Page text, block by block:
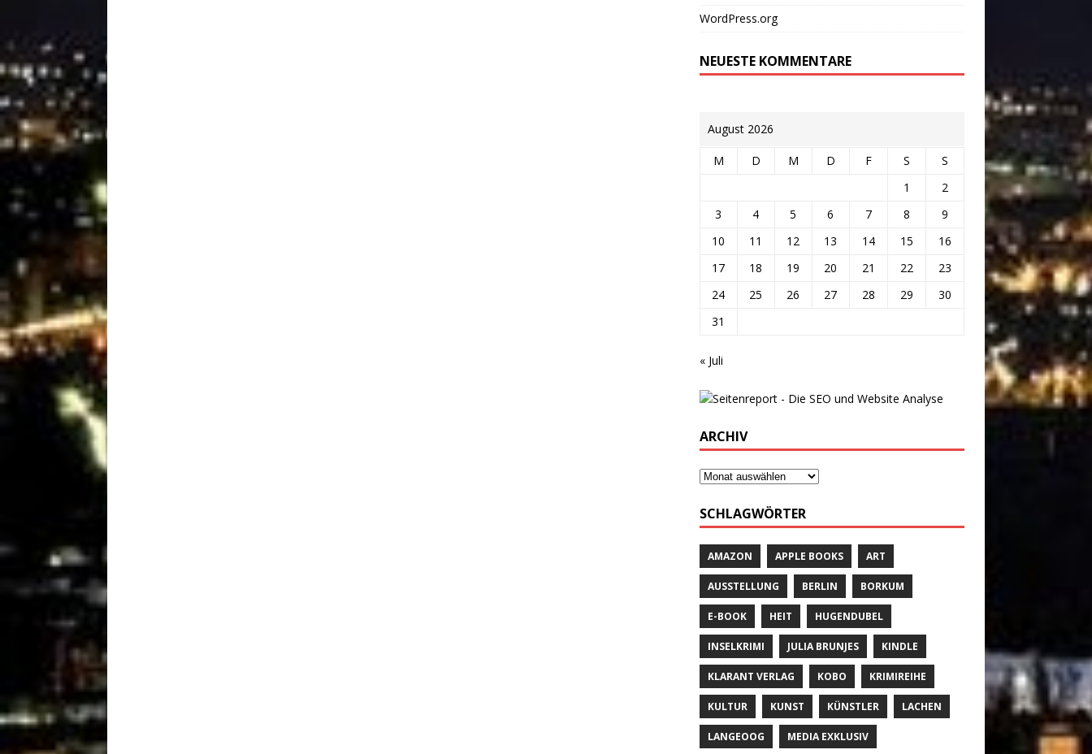
WordPress.org
NEUESTE KOMMENTARE
August 2026
M D M D F S
S
1
2
3
4 5 6 7 8
9
10
11 12 13 14 15
16
17
18 19 20 21 22
23
24
25 26 27 28 29
30
31
« Juli
ARCHIV
SCHLAGWÖRTER
AMAZON APPLE BOOKS ART
AUSSTELLUNG BERLIN BORKUM
E-BOOK HEIT HUGENDUBEL
INSELKRIMI JULIA BRUNJES KINDLE
KLARANT VERLAG KOBO KRIMIREIHE
KULTUR KUNST KÜNSTLER LACHEN
LANGEOOG MEDIA EXKLUSIV